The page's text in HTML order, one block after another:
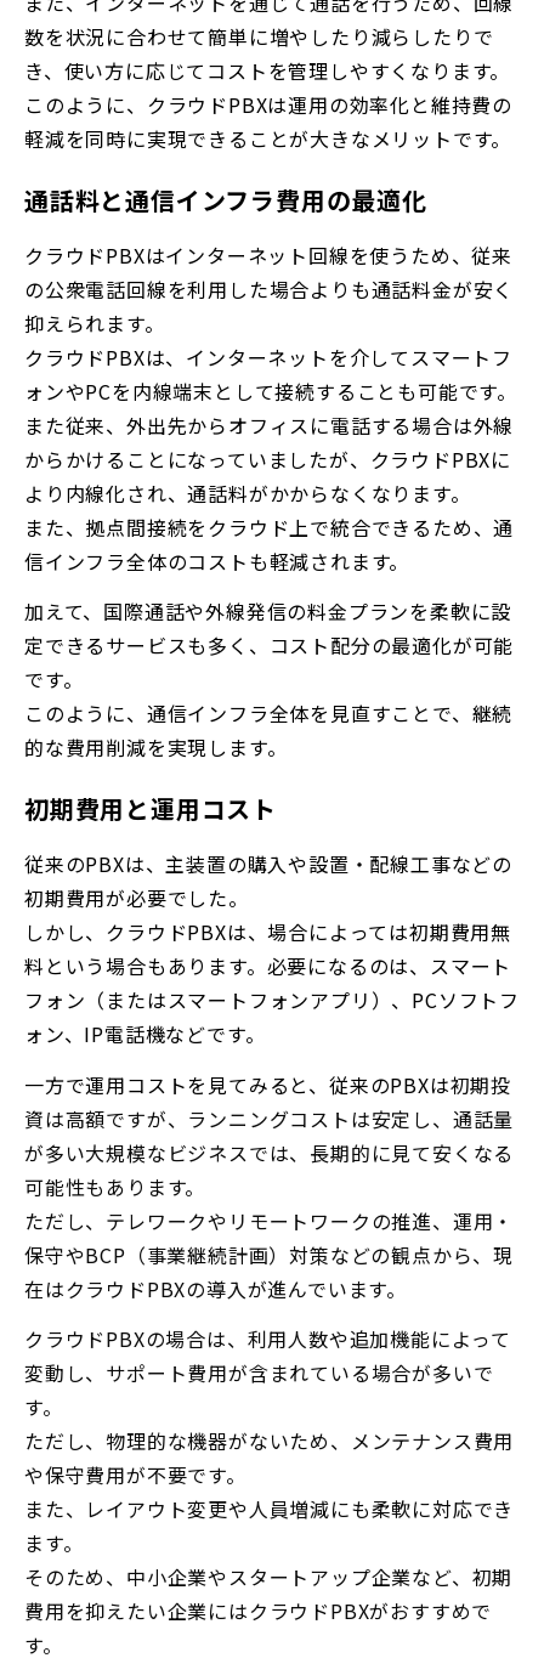
数を状況に合わせて簡単に増やしたり減らしたりで
き、使い方に応じてコストを管理しやすくなります。
このように、クラウドPBXは運用の効率化と維持費の
軽減を同時に実現できることが大きなメリットです。
通話料と通信インフラ費用の最適化
クラウドPBXはインターネット回線を使うため、従来
の公衆電話回線を利用した場合よりも通話料金が安く
抑えられます。
クラウドPBXは、インターネットを介してスマートフ
ォンやPCを内線端末として接続することも可能です。
また従来、外出先からオフィスに電話する場合は外線
からかけることになっていましたが、クラウドPBXに
より内線化され、通話料がかからなくなります。
また、拠点間接続をクラウド上で統合できるため、通
信インフラ全体のコストも軽減されます。
加えて、国際通話や外線発信の料金プランを柔軟に設
定できるサービスも多く、コスト配分の最適化が可能
です。
このように、通信インフラ全体を見直すことで、継続
的な費用削減を実現します。
初期費用と運用コスト
従来のPBXは、主装置の購入や設置・配線工事などの
初期費用が必要でした。
しかし、クラウドPBXは、場合によっては初期費用無
料という場合もあります。必要になるのは、スマート
フォン（またはスマートフォンアプリ）、PCソフトフ
ォン、IP電話機などです。
一方で運用コストを見てみると、従来のPBXは初期投
資は高額ですが、ランニングコストは安定し、通話量
が多い大規模なビジネスでは、長期的に見て安くなる
可能性もあります。
ただし、テレワークやリモートワークの推進、運用・
保守やBCP（事業継続計画）対策などの観点から、現
在はクラウドPBXの導入が進んでいます。
クラウドPBXの場合は、利用人数や追加機能によって
変動し、サポート費用が含まれている場合が多いで
す。
ただし、物理的な機器がないため、メンテナンス費用
や保守費用が不要です。
また、レイアウト変更や人員増減にも柔軟に対応でき
ます。
そのため、中小企業やスタートアップ企業など、初期
費用を抑えたい企業にはクラウドPBXがおすすめで
す。